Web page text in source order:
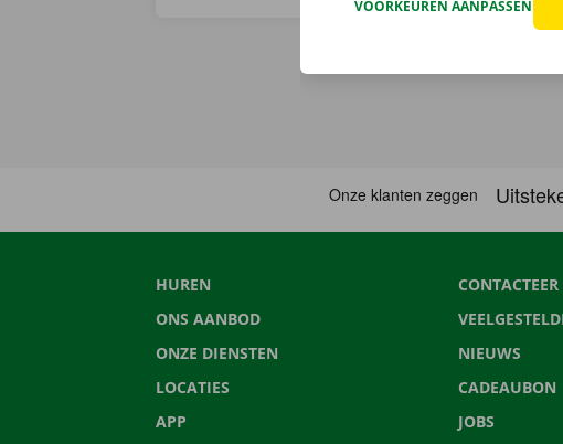
HUREN
ONS AANBOD
ONZE DIENSTEN
LOCATIES
APP
NIEUWS
CADEAUBON
JOBS
VOORKEUREN AANPASSEN